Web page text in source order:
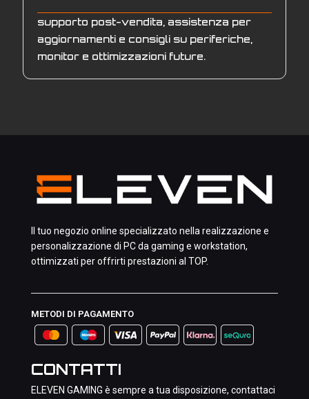
supporto post-vendita, assistenza per
aggiornamenti e consigli su periferiche,
monitor e ottimizzazioni future.
Il tuo negozio online specializzato nella realizzazione e
personalizzazione di PC da gaming e workstation,
ottimizzati per offrirti prestazioni al TOP.
METODI DI PAGAMENTO
CONTATTI
ELEVEN GAMING è sempre a tua disposizione, contattaci